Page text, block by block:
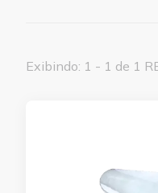
Exibindo: 1 - 1 de 1